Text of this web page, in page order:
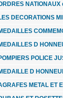
NATIONAUX
DECORATIONS
D
POLICE
D
METAL ET